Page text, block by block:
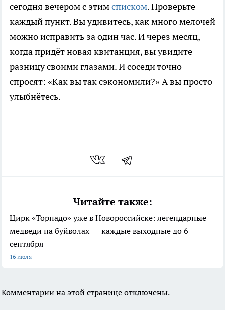
сегодня вечером с этимсписком. Проверьте
каждый пункт. Вы удивитесь, как много мелочей
можно исправить за один час. И через месяц,
когда придёт новая квитанция, вы увидите
разницу своими глазами. И соседи точно
спросят: «Как вы так сэкономили?» А вы просто
улыбнётесь.
Читайте также:
Цирк «Торнадо» уже в Новороссийске: легендарные
медведи на буйволах — каждые выходные до 6
сентября
16 июля
Комментарии на этой странице отключены.